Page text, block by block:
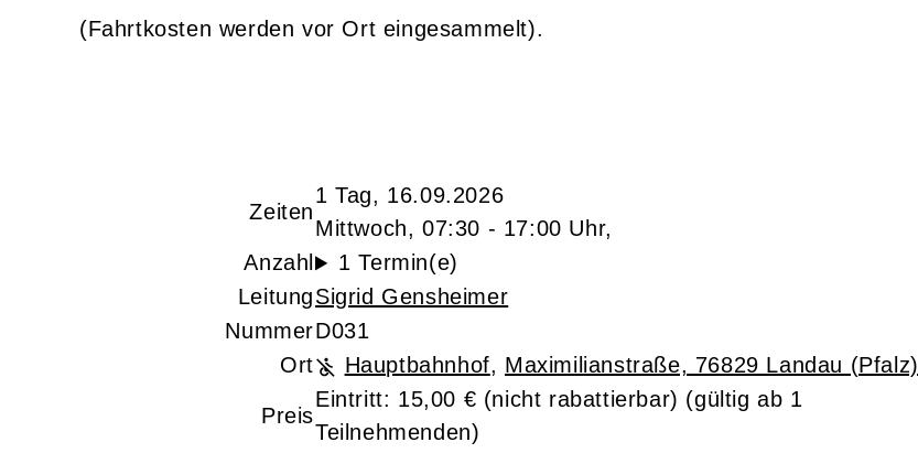
(Fahrtkosten werden vor Ort eingesammelt).
Zeiten
1 Tag, 16.09.2026
Mittwoch, 07:30 - 17:00 Uhr,
Anzahl
1 Termin(e)
LeitungSigrid Gensheimer
NummerD031
Ort
Hauptbahnhof, Maximilianstraße, 76829 Landau (Pfalz)
Preis
Eintritt: 15,00 € (nicht rabattierbar) (gültig ab 1
Teilnehmenden)